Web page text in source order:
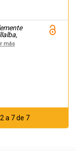
Burló,
más
a 7 de 7